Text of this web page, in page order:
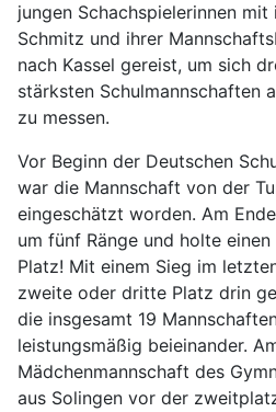
jungen Schachspielerinnen
Schmitz und ihrer
nach Kassel gereist, um sich
stärksten Schulmannschaften
zu messen.
Vor Beginn der Deutschen
war die Mannschaft von der
eingeschätzt worden. Am
um fünf Ränge und holte
Platz! Mit einem Sieg im
zweite oder dritte Platz drin
die insgesamt 19
leistungsmäßig beieinander.
Mädchenmannschaft des
aus Solingen vor der